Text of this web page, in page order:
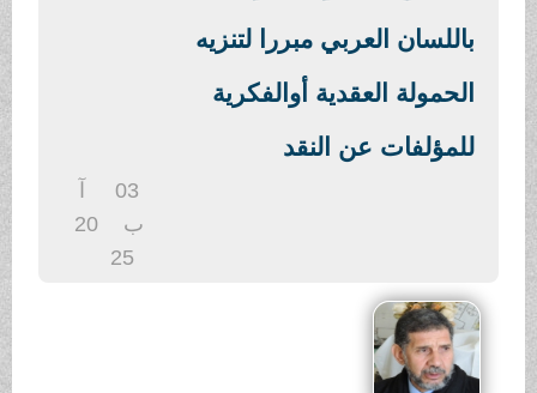
باللسان العربي مبررا لتنزيه
الحمولة العقدية أوالفكرية
للمؤلفات عن النقد